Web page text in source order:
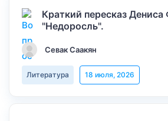
Краткий пересказ Дениса
"Недоросль".
Севак Саакян
Литература 18 июля, 2026